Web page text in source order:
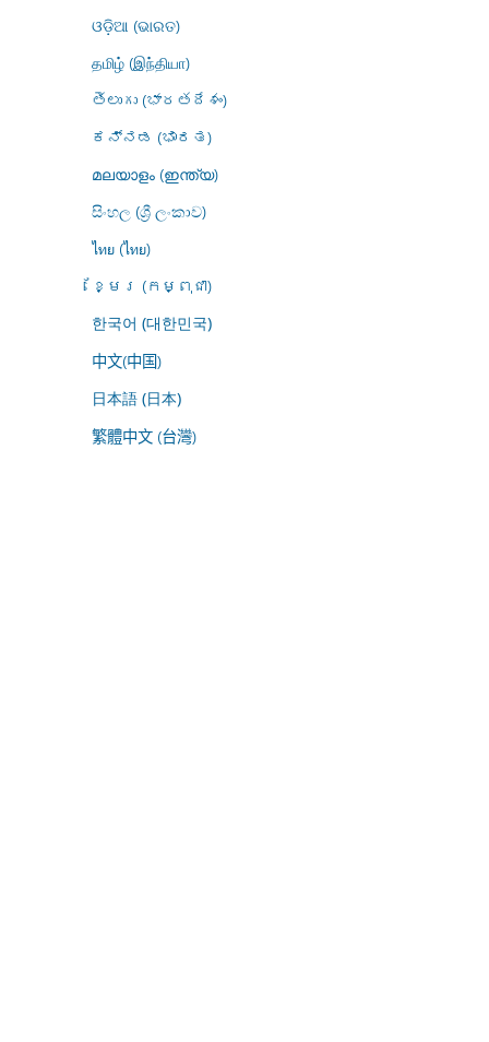
ଓଡ଼ିଆ (ଭାରତ)
தமிழ் (இந்தியா)
తెలుగు (భారతదేశం)
ಕನ್ನಡ (ಭಾರತ)
മലയാളം (ഇന്ത്യ)
සිංහල (ශ්‍රී ලංකාව)
ไทย (ไทย)
ខ្មែរ (កម្ពុជា)
한국어 (대한민국)
中文(中国)
日本語 (日本)
繁體中文 (台灣)